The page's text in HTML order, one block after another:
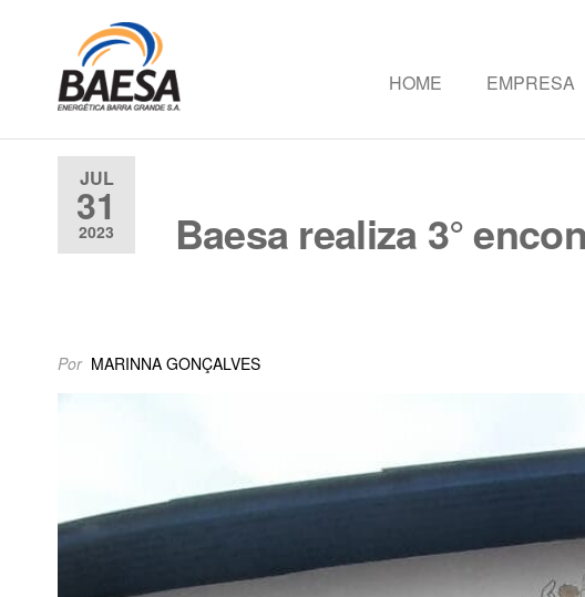
HOME EMPRESA
JUL
31
2023 Baesa realiza 3°
Por MARINNA GONÇALVES